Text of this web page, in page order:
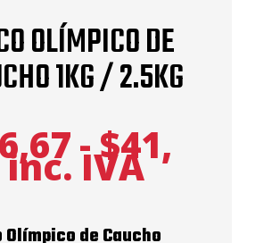
OLÍMPICO DE
1KG / 2.5KG
-$41,
inc. IVA
de Caucho